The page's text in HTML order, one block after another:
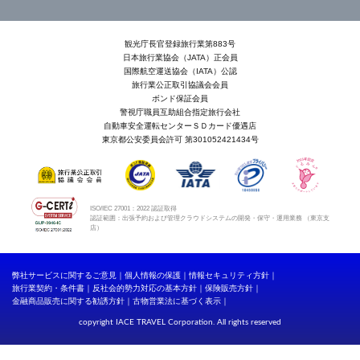
観光庁長官登録旅行業第883号
日本旅行業協会（JATA）正会員
国際航空運送協会（IATA）公認
旅行業公正取引協議会会員
ボンド保証会員
警視庁職員互助組合指定旅行会社
自動車安全運転センターＳＤカード優遇店
東京都公安委員会許可 第301052421434号
ISO/IEC 27001：2022 認証取得
認証範囲：出張予約および管理クラウドシステムの開発・保守・運用業務 （東京支
店）
弊社サービスに関するご意見 個人情報の保護
情報セキュリティ方針
旅行業契約・条件書
反社会的勢力対応の基本方針
保険販売方針
金融商品販売に関する勧誘方針
古物営業法に基づく表示
copyright IACE TRAVEL Corporation. All rights reserved